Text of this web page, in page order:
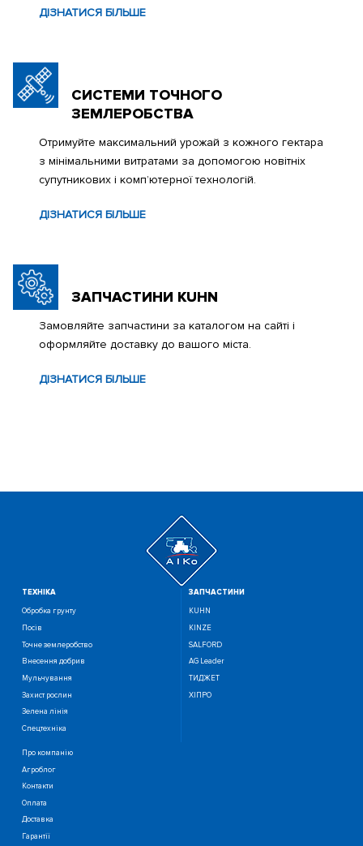
ДІЗНАТИСЯ БІЛЬШЕ
СИСТЕМИ ТОЧНОГО
ЗЕМЛЕРОБСТВА
Отримуйте максимальний урожай з кожного гектара
з мінімальними витратами за допомогою новітніх
супутникових і комп’ютерної технологій.
ДІЗНАТИСЯ БІЛЬШЕ
ЗАПЧАСТИНИ KUHN
Замовляйте запчастини за каталогом на сайті і
оформляйте доставку до вашого міста.
ДІЗНАТИСЯ БІЛЬШЕ
ТЕХНIКА
Обробка грунту
Посiв
Точне землеробство
Внесення добрив
Мульчування
Захист рослин
Зелена лінія
Спецтехніка
ЗАПЧАСТИНИ
KUHN
KINZE
SALFORD
AG Leader
ТИДЖЕТ
ХІПРО
Про компанію
Агроблог
Контакти
Оплата
Доставка
Гарантії